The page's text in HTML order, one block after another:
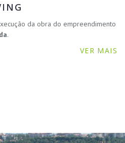
da obra do empreendimento
.
VER MAIS